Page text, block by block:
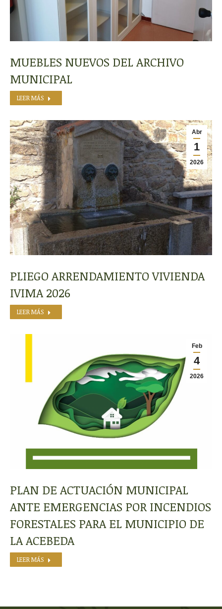
MUEBLES NUEVOS DEL ARCHIVO
MUNICIPAL
LEER MÁS
Abr
1
2026
PLIEGO ARRENDAMIENTO VIVIENDA
IVIMA 2026
LEER MÁS
Feb
4
2026
PLAN DE ACTUACIÓN MUNICIPAL
ANTE EMERGENCIAS POR INCENDIOS
FORESTALES PARA EL MUNICIPIO DE
LA ACEBEDA
LEER MÁS